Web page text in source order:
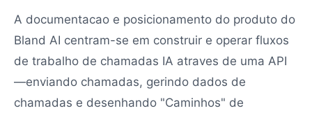
A documentacao e posicionamento do produto do
Bland AI centram-se em construir e operar fluxos
de trabalho de chamadas IA atraves de uma API
—enviando chamadas, gerindo dados de
chamadas e desenhando "Caminhos" de